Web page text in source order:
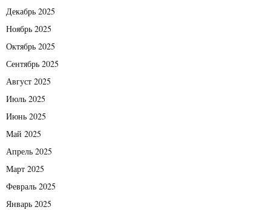
Декабрь 2025
Ноябрь 2025
Октябрь 2025
Сентябрь 2025
Август 2025
Июль 2025
Июнь 2025
Май 2025
Апрель 2025
Март 2025
Февраль 2025
Январь 2025